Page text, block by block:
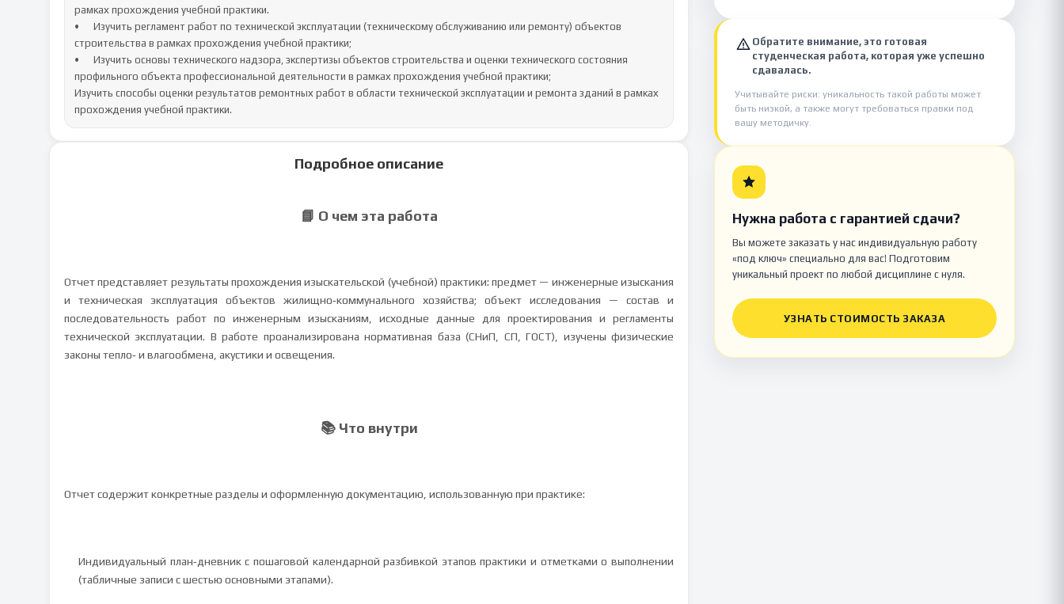
рамках прохождения учебной практики.
•	Изучить регламент работ по технической эксплуатации (техническому обслуживанию или ремонту) объектов
строительства в рамках прохождения учебной практики;
•	Изучить основы технического надзора, экспертизы объектов строительства и оценки технического состояния
профильного объекта профессиональной деятельности в рамках прохождения учебной практики;
Изучить способы оценки результатов ремонтных работ в области технической эксплуатации и ремонта зданий в рамках
прохождения учебной практики.
Подробное описание
📘 О чем эта работа
Отчет представляет результаты прохождения изыскательской (учебной) практики: предмет — инженерные изыскания
и техническая эксплуатация объектов жилищно‑коммунального хозяйства; объект исследования — состав и
последовательность работ по инженерным изысканиям, исходные данные для проектирования и регламенты
технической эксплуатации. В работе проанализирована нормативная база (СНиП, СП, ГОСТ), изучены физические
законы тепло‑ и влагообмена, акустики и освещения.
📚 Что внутри
Отчет содержит конкретные разделы и оформленную документацию, использованную при практике:
Индивидуальный план‑дневник с пошаговой календарной разбивкой этапов практики и отметками о выполнении
(табличные записи с шестью основными этапами).
Обратите внимание, это готовая
студенческая работа, которая уже успешно
сдавалась.
Учитывайте риски: уникальность такой работы может
быть низкой, а также могут требоваться правки под
вашу методичку.
Нужна работа с гарантией сдачи?
Вы можете заказать у нас индивидуальную работу
«под ключ» специально для вас! Подготовим
уникальный проект по любой дисциплине с нуля.
УЗНАТЬ СТОИМОСТЬ ЗАКАЗА